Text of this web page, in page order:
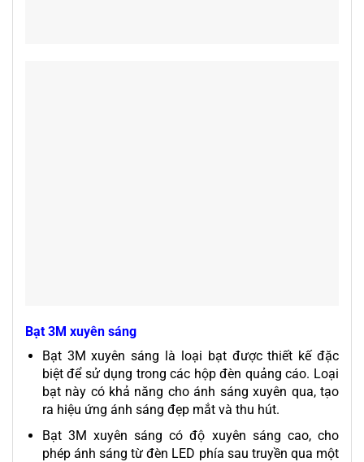
Bạt 3M xuyên sáng
Bạt 3M xuyên sáng là loại bạt được thiết kế đặc
biệt để sử dụng trong các hộp đèn quảng cáo. Loại
bạt này có khả năng cho ánh sáng xuyên qua, tạo
ra hiệu ứng ánh sáng đẹp mắt và thu hút.
Bạt 3M xuyên sáng có độ xuyên sáng cao, cho
phép ánh sáng từ đèn LED phía sau truyền qua một